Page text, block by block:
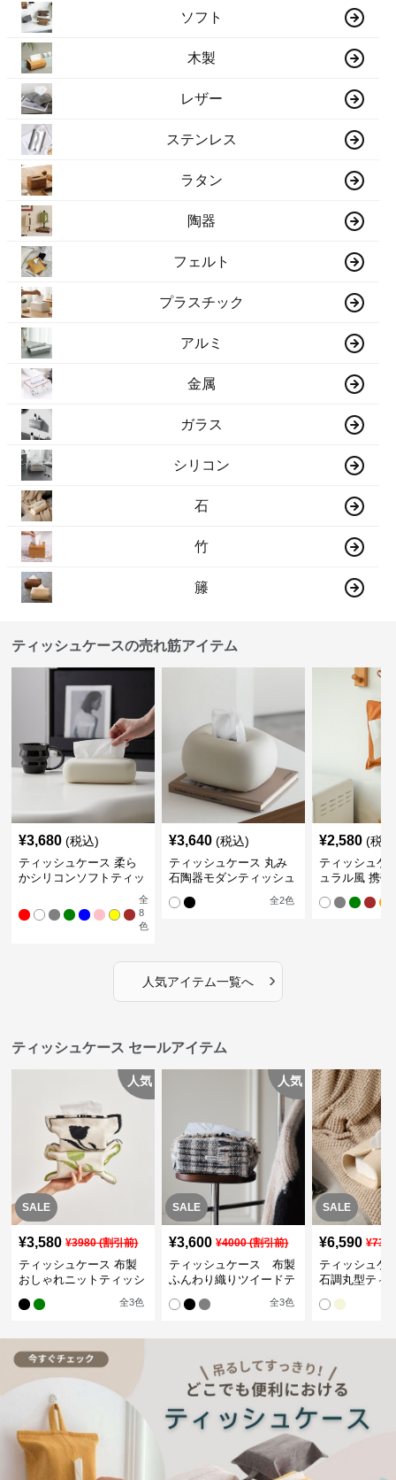
ソフト
木製
レザー
ステンレス
ラタン
陶器
フェルト
プラスチック
アルミ
金属
ガラス
シリコン
石
竹
籐
ティッシュケースの売れ筋アイテム
¥3,680 (税込)
ティッシュケース 柔ら
かシリコンソフトティッ
全
8
色
¥3,640 (税込)
ティッシュケース 丸み
石陶器モダンティッシュ
全2色
¥2,580 (税
ティッシュケ
ュラル風 携帯
人気アイテム一覧へ ›
ティッシュケース セールアイテム
SALE
人気
¥3,580 ¥3980(割引前)
ティッシュケース 布製
おしゃれニットティッシ
全3色
SALE
人気
¥3,600 ¥4000(割引前)
ティッシュケース 布製
ふんわり織りツイードテ
全3色
SALE
¥6,590 ¥
ティッシュ
石調丸型ティ